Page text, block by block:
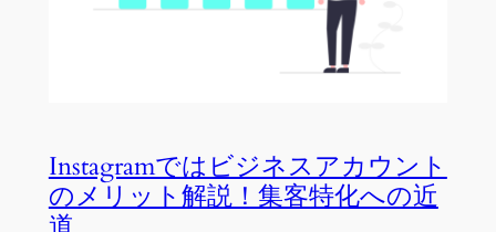
Instagramではビジネスアカウント
のメリット解説！集客特化への近